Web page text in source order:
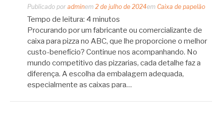
Publicado por adminem 2 de julho de 2024em Caixa de papelão
Tempo de leitura: 4 minutos
Procurando por um fabricante ou comercializante de
caixa para pizza no ABC, que lhe proporcione o melhor
custo-benefício? Continue nos acompanhando. No
mundo competitivo das pizzarias, cada detalhe faz a
diferença. A escolha da embalagem adequada,
especialmente as caixas para…